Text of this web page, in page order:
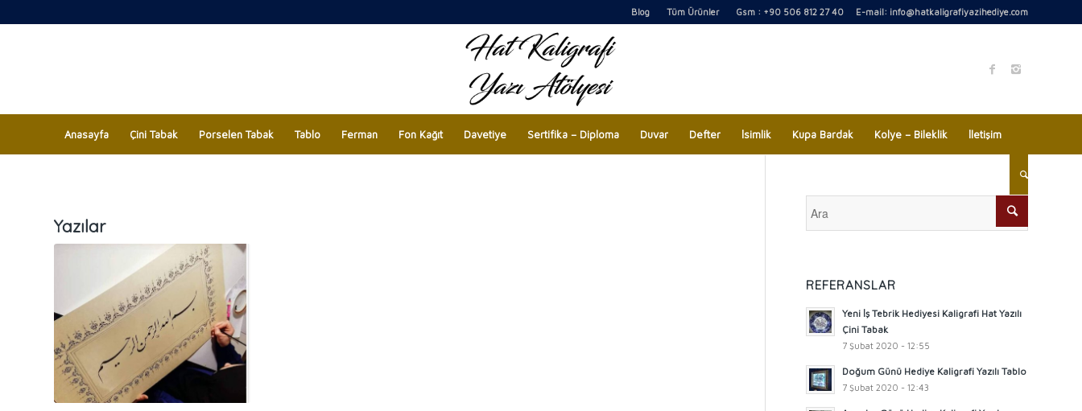
Blog Tüm ÜrünlerGsm : +90 506 812 27 40 E-mail: info@hatkaligrafiyazihediye.com
Anasayfa Çini Tabak Porselen Tabak Tablo Ferman Fon Kağıt Davetiye Sertifika – Diploma Duvar Defter İsimlik Kupa Bardak Kolye – Bileklik İletişim
Yazılar
REFERANSLAR
Yeni İş Tebrik Hediyesi Kaligrafi Hat Yazılı
Çini Tabak
7 Şubat 2020 - 12:55
Doğum Günü Hediye Kaligrafi Yazılı Tablo
7 Şubat 2020 - 12:43